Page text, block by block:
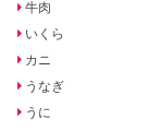
牛肉
いくら
カニ
うなぎ
うに